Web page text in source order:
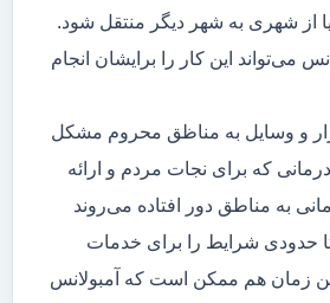
از شهری به شهر دیگر منتقل شود.
می‌تواند این کار را برایشان انجام
و وسایل به مناظق محروم مشکل
که برای نجات مردم و ارائه
به مناطق دور افتاده می‌روند
تا حدودی شرایط را برای خدمات
زمان هم ممکن است که آمبولانس